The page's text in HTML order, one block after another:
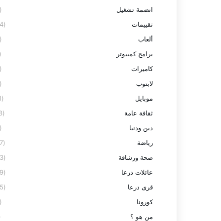
انضمة تشغيل
(2)
تقييمات
(24)
ألعاب
(3)
برامج كمبيوتر
كاميرات
(3)
لابتوب
(8)
موبايل
(11)
ثقافة عامة
(13)
دين ودنيا
(2)
رياضة
(27)
صحة ورشاقة
(23)
عائلات درعا
(59)
قرى درعا
(95)
كورونا
(9)
من هو ؟